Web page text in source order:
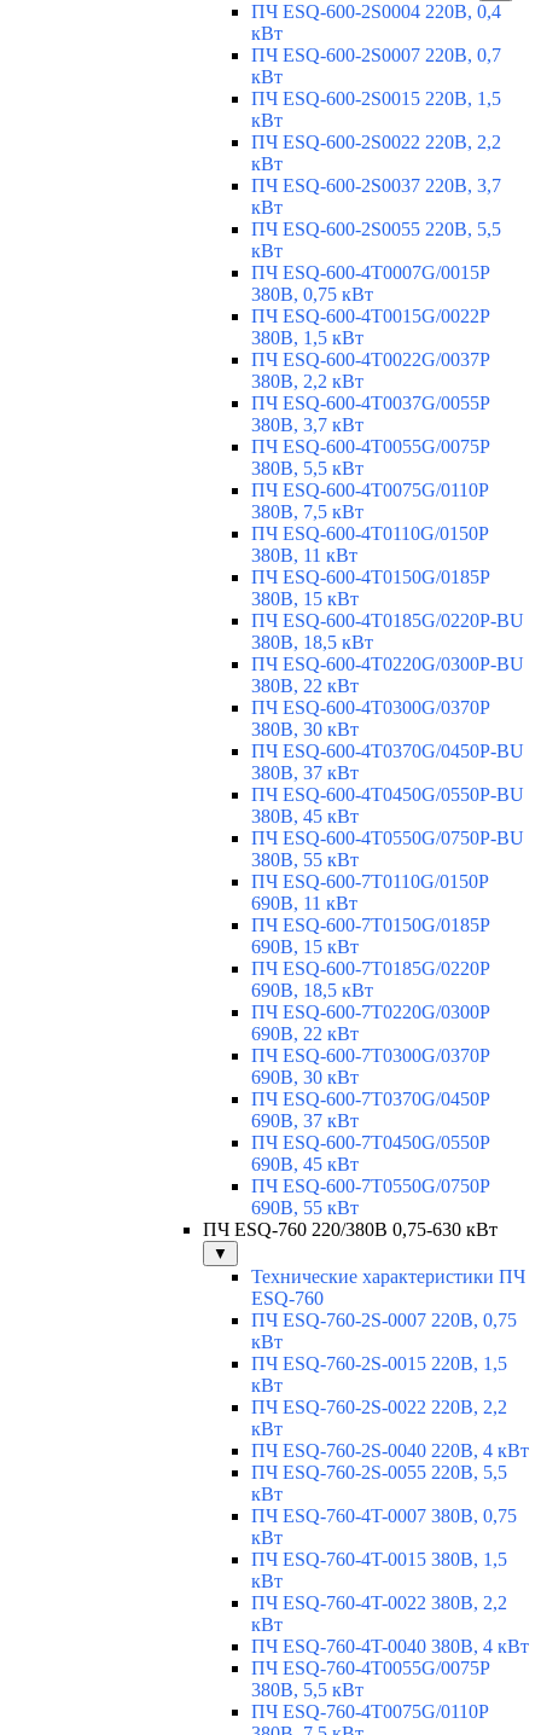
ПЧ ESQ-600-2S0004 220В, 0,4
кВт
ПЧ ESQ-600-2S0007 220В, 0,7
кВт
ПЧ ESQ-600-2S0015 220В, 1,5
кВт
ПЧ ESQ-600-2S0022 220В, 2,2
кВт
ПЧ ESQ-600-2S0037 220В, 3,7
кВт
ПЧ ESQ-600-2S0055 220В, 5,5
кВт
ПЧ ESQ-600-4T0007G/0015P
380В, 0,75 кВт
ПЧ ESQ-600-4T0015G/0022P
380В, 1,5 кВт
ПЧ ESQ-600-4T0022G/0037P
380В, 2,2 кВт
ПЧ ESQ-600-4T0037G/0055P
380В, 3,7 кВт
ПЧ ESQ-600-4T0055G/0075P
380В, 5,5 кВт
ПЧ ESQ-600-4T0075G/0110P
380В, 7,5 кВт
ПЧ ESQ-600-4T0110G/0150P
380В, 11 кВт
ПЧ ESQ-600-4T0150G/0185P
380В, 15 кВт
ПЧ ESQ-600-4T0185G/0220P-BU
380В, 18,5 кВт
ПЧ ESQ-600-4T0220G/0300P-BU
380В, 22 кВт
ПЧ ESQ-600-4T0300G/0370P
380В, 30 кВт
ПЧ ESQ-600-4T0370G/0450P-BU
380В, 37 кВт
ПЧ ESQ-600-4T0450G/0550P-BU
380В, 45 кВт
ПЧ ESQ-600-4T0550G/0750P-BU
380В, 55 кВт
ПЧ ESQ-600-7T0110G/0150P
690В, 11 кВт
ПЧ ESQ-600-7T0150G/0185P
690В, 15 кВт
ПЧ ESQ-600-7T0185G/0220P
690В, 18,5 кВт
ПЧ ESQ-600-7T0220G/0300P
690В, 22 кВт
ПЧ ESQ-600-7T0300G/0370P
690В, 30 кВт
ПЧ ESQ-600-7T0370G/0450P
690В, 37 кВт
ПЧ ESQ-600-7T0450G/0550P
690В, 45 кВт
ПЧ ESQ-600-7T0550G/0750P
690В, 55 кВт
ПЧ ESQ-760 220/380В 0,75-630 кВт
▼
Технические характеристики ПЧ
ESQ-760
ПЧ ESQ-760-2S-0007 220В, 0,75
кВт
ПЧ ESQ-760-2S-0015 220В, 1,5
кВт
ПЧ ESQ-760-2S-0022 220В, 2,2
кВт
ПЧ ESQ-760-2S-0040 220В, 4 кВт
ПЧ ESQ-760-2S-0055 220В, 5,5
кВт
ПЧ ESQ-760-4T-0007 380В, 0,75
кВт
ПЧ ESQ-760-4T-0015 380В, 1,5
кВт
ПЧ ESQ-760-4T-0022 380В, 2,2
кВт
ПЧ ESQ-760-4T-0040 380В, 4 кВт
ПЧ ESQ-760-4T0055G/0075P
380В, 5,5 кВт
ПЧ ESQ-760-4T0075G/0110P